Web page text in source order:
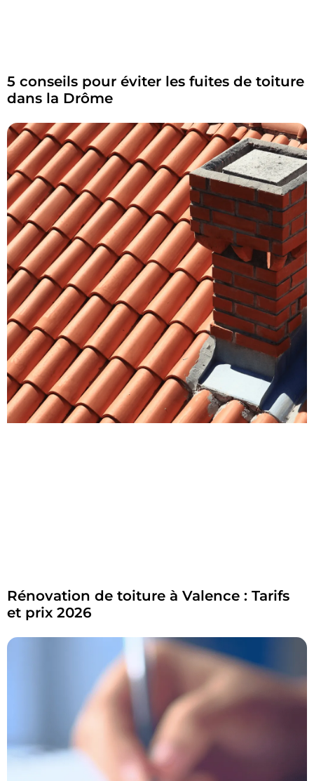
5 conseils pour éviter les fuites de toiture
dans la Drôme
Rénovation de toiture à Valence : Tarifs
et prix 2026